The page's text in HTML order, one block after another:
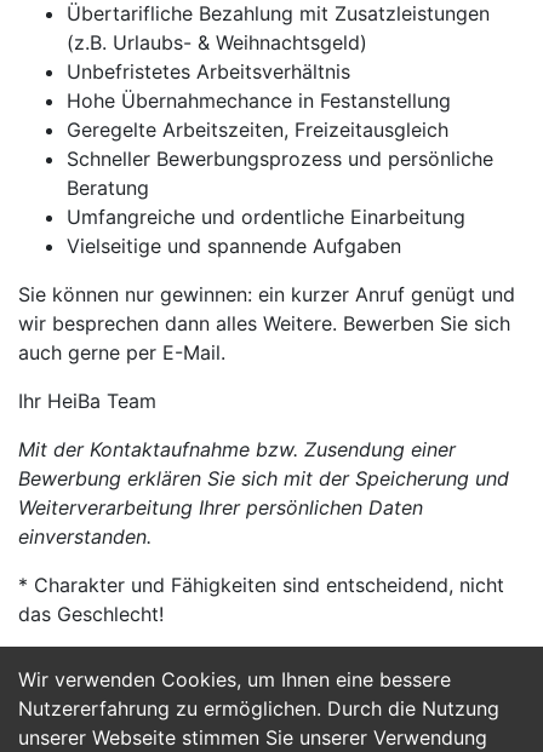
Wir verwenden Cookies, um Ihnen eine bessere
Nutzererfahrung zu ermöglichen. Durch die Nutzung
unserer Webseite stimmen Sie unserer Verwendung
Übertarifliche Bezahlung mit Zusatzleistungen
(z.B. Urlaubs- & Weihnachtsgeld)
Unbefristetes Arbeitsverhältnis
Hohe Übernahmechance in Festanstellung
Geregelte Arbeitszeiten, Freizeitausgleich
Schneller Bewerbungsprozess und persönliche
Beratung
Umfangreiche und ordentliche Einarbeitung
Vielseitige und spannende Aufgaben
Sie können nur gewinnen: ein kurzer Anruf genügt und
wir besprechen dann alles Weitere. Bewerben Sie sich
auch gerne per E-Mail.
Ihr HeiBa Team
Mit der Kontaktaufnahme bzw. Zusendung einer
Bewerbung erklären Sie sich mit der Speicherung und
Weiterverarbeitung Ihrer persönlichen Daten
einverstanden.
* Charakter und Fähigkeiten sind entscheidend, nicht
das Geschlecht!
Jetzt Bewerben